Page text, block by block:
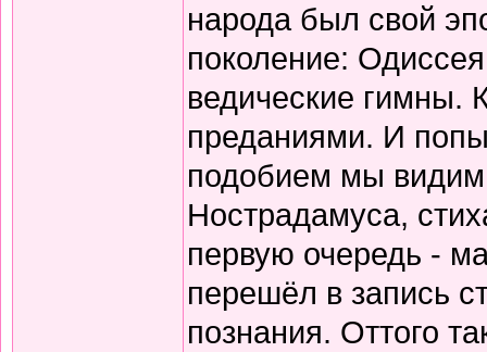
народа был свой
поколение:
ведические гимны.
преданиями. И
подобием мы видим
Нострадамуса,
первую очередь -
перешёл в запись
познания. Оттого